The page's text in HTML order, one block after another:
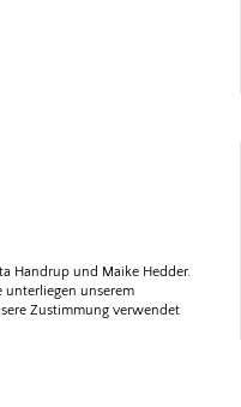
Handrup und Maike Hedder.
unterliegen unserem
Zustimmung verwendet